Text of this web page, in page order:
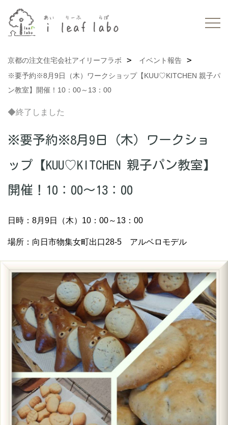
京都の注文住宅会社アイリーフラボ
イベント報告
※要予約※8月9日（木）ワークショップ【KUU♡KITCHEN 親子パ
ン教室】開催！10：00～13：00
◆終了しました
※要予約※8月9日（木）ワークショ
ップ【KUU♡KITCHEN 親子パン教室】
開催！10：00～13：00
日時：8月9日（木）10：00～13：00
場所：向日市物集女町出口28-5 アルベロモデル